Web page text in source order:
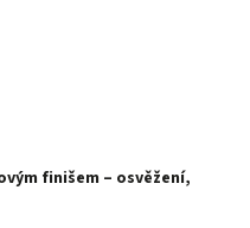
finišem – osvěžení,